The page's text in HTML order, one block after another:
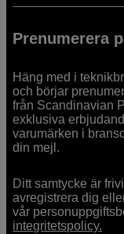
Prenumerera
Häng med i
och börjar
från Scandinavian
exklusiva
varumärken i
din mejl.
Ditt samtycke är
avregistrera dig
vår
integritetspolicy.